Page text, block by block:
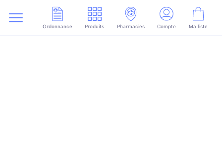
Ordonnance Produits Pharmacies Compte Ma liste